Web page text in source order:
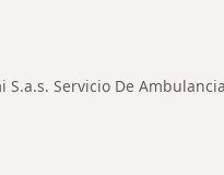
Servicio De